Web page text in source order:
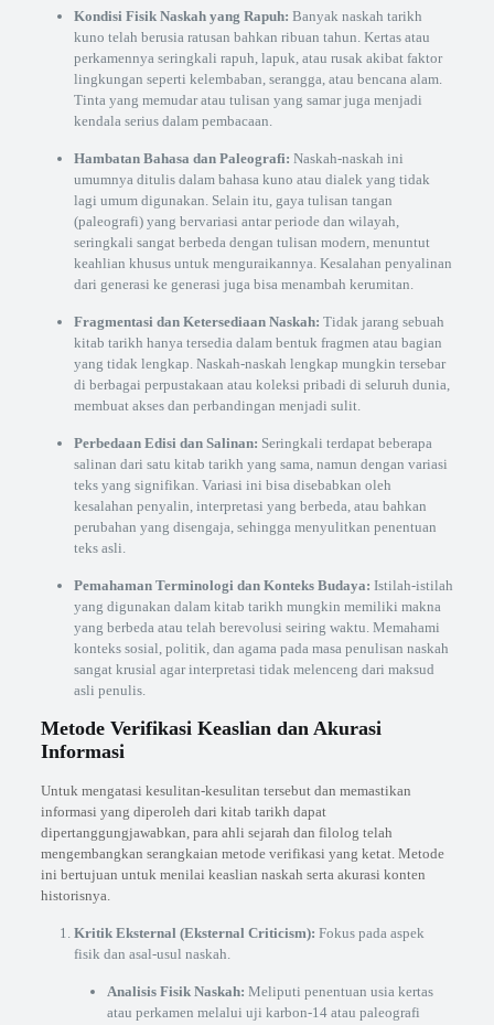
Kondisi Fisik Naskah yang Rapuh: Banyak naskah tarikh
kuno telah berusia ratusan bahkan ribuan tahun. Kertas atau
perkamennya seringkali rapuh, lapuk, atau rusak akibat faktor
lingkungan seperti kelembaban, serangga, atau bencana alam.
Tinta yang memudar atau tulisan yang samar juga menjadi
kendala serius dalam pembacaan.
Hambatan Bahasa dan Paleografi: Naskah-naskah ini
umumnya ditulis dalam bahasa kuno atau dialek yang tidak
lagi umum digunakan. Selain itu, gaya tulisan tangan
(paleografi) yang bervariasi antar periode dan wilayah,
seringkali sangat berbeda dengan tulisan modern, menuntut
keahlian khusus untuk menguraikannya. Kesalahan penyalinan
dari generasi ke generasi juga bisa menambah kerumitan.
Fragmentasi dan Ketersediaan Naskah: Tidak jarang sebuah
kitab tarikh hanya tersedia dalam bentuk fragmen atau bagian
yang tidak lengkap. Naskah-naskah lengkap mungkin tersebar
di berbagai perpustakaan atau koleksi pribadi di seluruh dunia,
membuat akses dan perbandingan menjadi sulit.
Perbedaan Edisi dan Salinan: Seringkali terdapat beberapa
salinan dari satu kitab tarikh yang sama, namun dengan variasi
teks yang signifikan. Variasi ini bisa disebabkan oleh
kesalahan penyalin, interpretasi yang berbeda, atau bahkan
perubahan yang disengaja, sehingga menyulitkan penentuan
teks asli.
Pemahaman Terminologi dan Konteks Budaya: Istilah-istilah
yang digunakan dalam kitab tarikh mungkin memiliki makna
yang berbeda atau telah berevolusi seiring waktu. Memahami
konteks sosial, politik, dan agama pada masa penulisan naskah
sangat krusial agar interpretasi tidak melenceng dari maksud
asli penulis.
Metode Verifikasi Keaslian dan Akurasi
Informasi
Untuk mengatasi kesulitan-kesulitan tersebut dan memastikan
informasi yang diperoleh dari kitab tarikh dapat
dipertanggungjawabkan, para ahli sejarah dan filolog telah
mengembangkan serangkaian metode verifikasi yang ketat. Metode
ini bertujuan untuk menilai keaslian naskah serta akurasi konten
historisnya.
Kritik Eksternal (Eksternal Criticism): Fokus pada aspek
fisik dan asal-usul naskah.
Analisis Fisik Naskah: Meliputi penentuan usia kertas
atau perkamen melalui uji karbon-14 atau paleografi